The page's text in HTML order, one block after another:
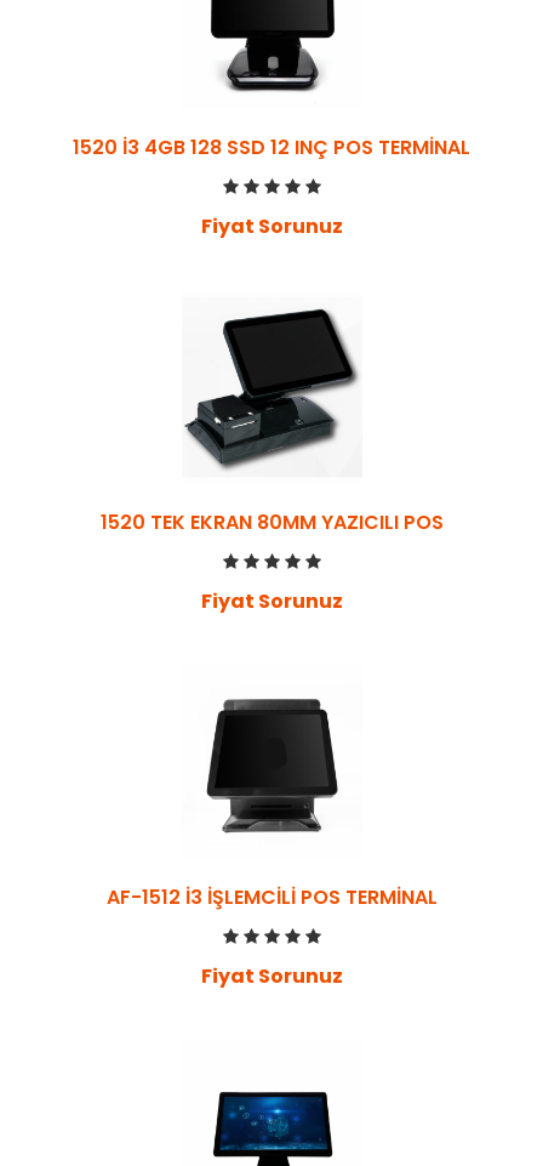
1520 İ3 4GB 128 SSD 12 INÇ POS TERMİNAL
Fiyat Sorunuz
1520 TEK EKRAN 80MM YAZICILI POS
Fiyat Sorunuz
AF-1512 İ3 İŞLEMCİLİ POS TERMİNAL
Fiyat Sorunuz